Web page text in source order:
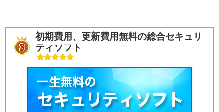
初期費用、更新費用無料の総合セキュリ
ティソフト